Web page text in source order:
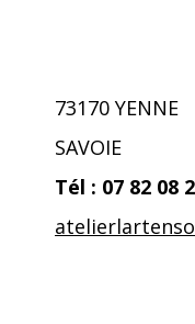
73170 YENNE
SAVOIE
Tél : 07 82 08